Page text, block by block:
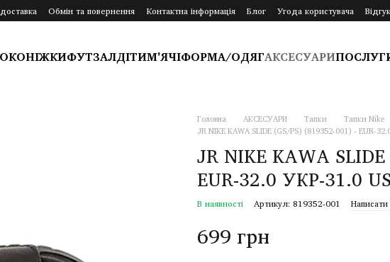
Обмін та повернення Контактна інформація Блог Угода користувача
ФУТЗАЛДІТИМ'ЯЧІФОРМА/ОДЯГАКСЕСУАРИ
Головна АКСЕСУАРИ Тапки
Тапки Nike
JR NIKE KAWA SLIDE (GS/PS) (819352-001) - EUR-
JR NIKE KAWA
EUR-32.0 УКР-31.0
В наявності Артикул: 819352-001 Написати
699 грн